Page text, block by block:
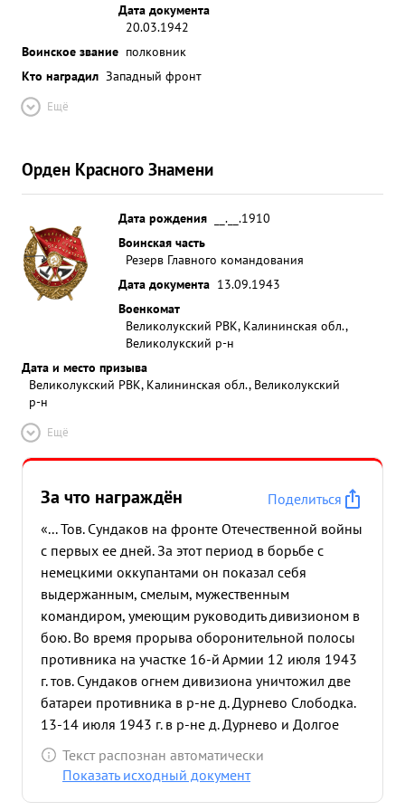
Дата документа
20.03.1942
Воинское звание полковник
Кто наградил Западный фронт
Ещё
Орден Красного Знамени
Дата рождения
__.__.1910
Воинская часть
Резерв Главного командования
Дата документа 13.09.1943
Военкомат
Великолукский РВК, Калининская обл.,
Великолукский р-н
Дата и место призыва
Великолукский РВК, Калининская обл., Великолукский
р-н
Ещё
За что награждён
Поделиться
«... Тов. Сундаков на фронте Отечественной войны
с первых ее дней. За этот период в борьбе с
немецкими оккупантами он показал себя
выдержанным, смелым, мужественным
командиром, умеющим руководить дивизионом в
бою. Во время прорыва оборонительной полосы
противника на участке 16-й Армии 12 июля 1943
г. тов. Сундаков огнем дивизиона уничтожил две
батареи противника в р-не д. Дурнево Слободка.
13-14 июля 1943 г. в р-не д. Дурнево и Долгое
огнем дивизиона отражил контратаку
противника, где уничтожил 80 солдат и офицеров
Текст распознан автоматически
Показать исходный документ